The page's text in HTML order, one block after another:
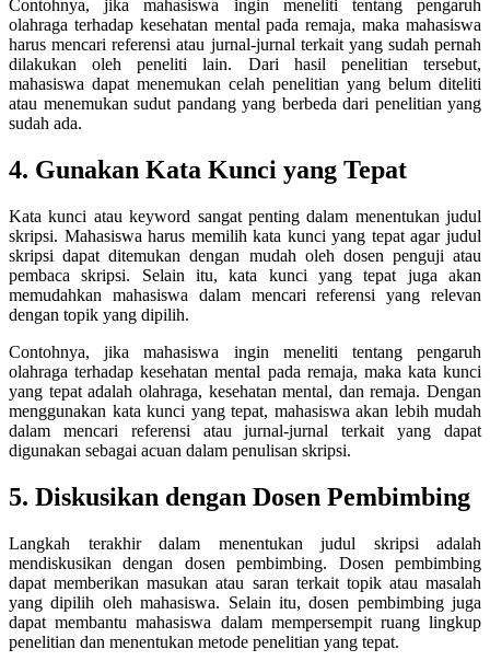
Contohnya, jika mahasiswa ingin meneliti tentang pengaruh
olahraga terhadap kesehatan mental pada remaja, maka mahasiswa
harus mencari referensi atau jurnal-jurnal terkait yang sudah pernah
dilakukan oleh peneliti lain. Dari hasil penelitian tersebut,
mahasiswa dapat menemukan celah penelitian yang belum diteliti
atau menemukan sudut pandang yang berbeda dari penelitian yang
sudah ada.
4. Gunakan Kata Kunci yang Tepat
Kata kunci atau keyword sangat penting dalam menentukan judul
skripsi. Mahasiswa harus memilih kata kunci yang tepat agar judul
skripsi dapat ditemukan dengan mudah oleh dosen penguji atau
pembaca skripsi. Selain itu, kata kunci yang tepat juga akan
memudahkan mahasiswa dalam mencari referensi yang relevan
dengan topik yang dipilih.
Contohnya, jika mahasiswa ingin meneliti tentang pengaruh
olahraga terhadap kesehatan mental pada remaja, maka kata kunci
yang tepat adalah olahraga, kesehatan mental, dan remaja. Dengan
menggunakan kata kunci yang tepat, mahasiswa akan lebih mudah
dalam mencari referensi atau jurnal-jurnal terkait yang dapat
digunakan sebagai acuan dalam penulisan skripsi.
5. Diskusikan dengan Dosen Pembimbing
Langkah terakhir dalam menentukan judul skripsi adalah
mendiskusikan dengan dosen pembimbing. Dosen pembimbing
dapat memberikan masukan atau saran terkait topik atau masalah
yang dipilih oleh mahasiswa. Selain itu, dosen pembimbing juga
dapat membantu mahasiswa dalam mempersempit ruang lingkup
penelitian dan menentukan metode penelitian yang tepat.